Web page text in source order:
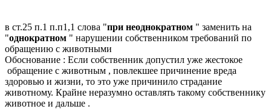
в ст.25 п.1 п.п1,1 слова "при неоднократном " заменить на
"однократном " нарушении собственником требований по
обращению с животными
Обоснование : Если собственник допустил уже жестокое
обращение с животным , повлекшее причинение вреда
здоровью и жизни, то это уже причинило страдание
животному. Крайне неразумно оставлять такому собственнику
животное и дальше .